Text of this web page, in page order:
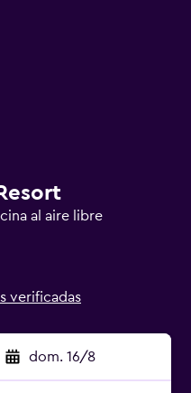
al aire libre
verificadas
dom. 16/8